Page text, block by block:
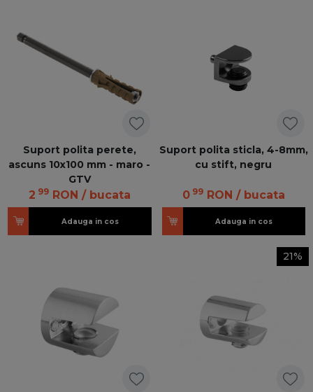
Suport polita perete,
ascuns 10x100 mm - maro -
GTV
2 99 RON / bucata
Adauga in cos
Suport polita sticla, 4-8mm,
cu stift, negru
099 RON / bucata
Adauga in cos
21%